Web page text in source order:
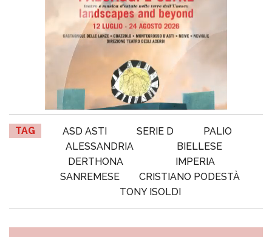
TAG ASD ASTI SERIE D
PALIO
ALESSANDRIA
BIELLESE
DERTHONA
IMPERIA
SANREMESE
CRISTIANO PODESTÀ
TONY ISOLDI